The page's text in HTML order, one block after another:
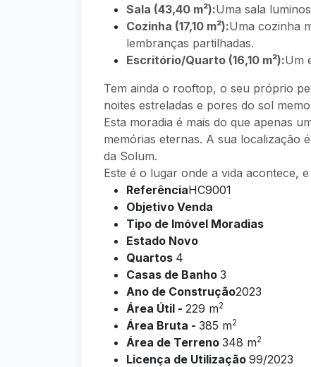
Sala (43,40 m²):Uma sala
Cozinha (17,10 m²):Uma cozinha
lembranças partilhadas.
Escritório/Quarto (16,10 m²):Um
Tem ainda o rooftop, o seu próprio
noites estreladas e pores do sol
Esta moradia é mais do que apenas
memórias eternas. A sua localização
da Solum.
Este é o lugar onde a vida acontece,
ReferênciaHC9001
Objetivo Venda
Tipo de Imóvel Moradias
Estado Novo
Quartos 4
Casas de Banho 3
Ano de Construção2023
Área Útil - 229 m2
Área Bruta - 385 m2
Área de Terreno 348 m2
Licença de Utilização 99/2023